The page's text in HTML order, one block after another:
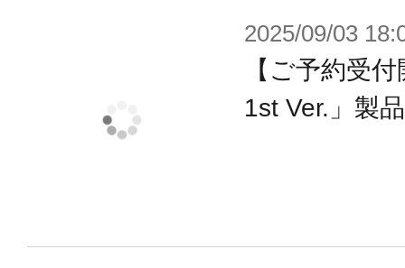
各部位が第1弾『エックス』と互換
スと組み換えることでゲーム中での
現することができ、バスターやハン
2025/09/03
【ご予約受
1st Ver.」製